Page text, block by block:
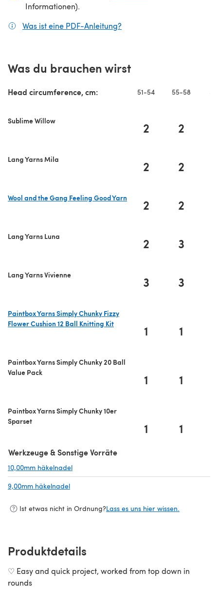
Informationen).
Was ist eine PDF-Anleitung?
Was du brauchen wirst
Head circumference, cm: 51-54 55-58
Sublime Willow 2 2
Lang Yarns Mila 2 2
Wool and the Gang Feeling Good Yarn
2 2
Lang Yarns Luna 2 3
Lang Yarns Vivienne 3 3
Paintbox Yarns Simply Chunky Fizzy
Flower Cushion 12 Ball Knitting Kit
1 1
Paintbox Yarns Simply Chunky 20 Ball
Value Pack
1 1
Paintbox Yarns Simply Chunky 10er
Sparset
1 1
Werkzeuge & Sonstige Vorräte
10,00mm häkelnadel
9,00mm häkelnadel
Ist etwas nicht in Ordnung?Lass es uns hier wissen.
Produktdetails
♡ Easy and quick project, worked from top down in
rounds